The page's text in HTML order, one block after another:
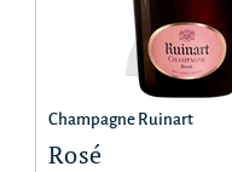
Champagne Ruinart
Rosé